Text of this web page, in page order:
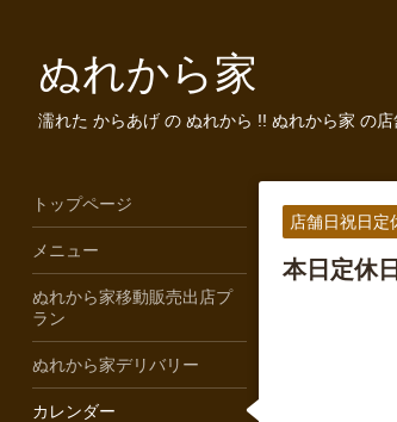
ぬれから家
濡れた からあげ の ぬれから !! ぬれから家 の
店舗日祝日定
本日定休日
トップページ
メニュー
ぬれから家移動販売出店プ
ラン
ぬれから家デリバリー
カレンダー